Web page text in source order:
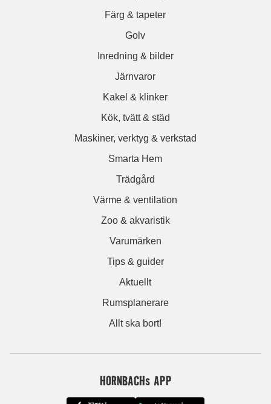
Färg & tapeter
Golv
Inredning & bilder
Järnvaror
Kakel & klinker
Kök, tvätt & städ
Maskiner, verktyg & verkstad
Smarta Hem
Trädgård
Värme & ventilation
Zoo & akvaristik
Varumärken
Tips & guider
Aktuellt
Rumsplanerare
Allt ska bort!
HORNBACHs APP